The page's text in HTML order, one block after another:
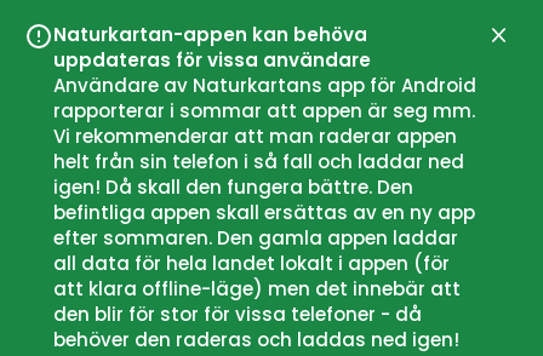
Naturkartan-appen kan behöva
uppdateras för vissa användare
Användare av Naturkartans app för Android
rapporterar i sommar att appen är seg mm.
Vi rekommenderar att man raderar appen
helt från sin telefon i så fall och laddar ned
igen! Då skall den fungera bättre. Den
befintliga appen skall ersättas av en ny app
efter sommaren. Den gamla appen laddar
all data för hela landet lokalt i appen (för
att klara offline-läge) men det innebär att
den blir för stor för vissa telefoner - då
behöver den raderas och laddas ned igen!
Lukk